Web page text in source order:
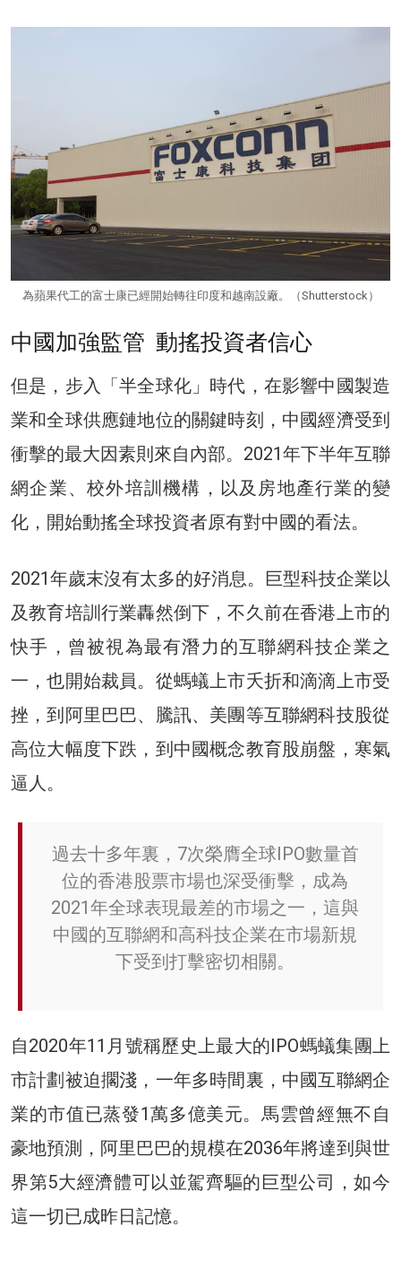
為蘋果代工的富士康已經開始轉往印度和越南設廠。（Shutterstock）
中國加強監管 動搖投資者信心
但是，步入「半全球化」時代，在影響中國製造
業和全球供應鏈地位的關鍵時刻，中國經濟受到
衝擊的最大因素則來自內部。2021年下半年互聯
網企業、校外培訓機構，以及房地產行業的變
化，開始動搖全球投資者原有對中國的看法。
2021年歲末沒有太多的好消息。巨型科技企業以
及教育培訓行業轟然倒下，不久前在香港上市的
快手，曾被視為最有潛力的互聯網科技企業之
一，也開始裁員。從螞蟻上市夭折和滴滴上市受
挫，到阿里巴巴、騰訊、美團等互聯網科技股從
高位大幅度下跌，到中國概念教育股崩盤，寒氣
逼人。
過去十多年裏，7次榮膺全球IPO數量首
位的香港股票市場也深受衝擊，成為
2021年全球表現最差的市場之一，這與
中國的互聯網和高科技企業在市場新規
下受到打擊密切相關。
自2020年11月號稱歷史上最大的IPO螞蟻集團上
市計劃被迫擱淺，一年多時間裏，中國互聯網企
業的市值已蒸發1萬多億美元。馬雲曾經無不自
豪地預測，阿里巴巴的規模在2036年將達到與世
界第5大經濟體可以並駕齊驅的巨型公司，如今
這一切已成昨日記憶。